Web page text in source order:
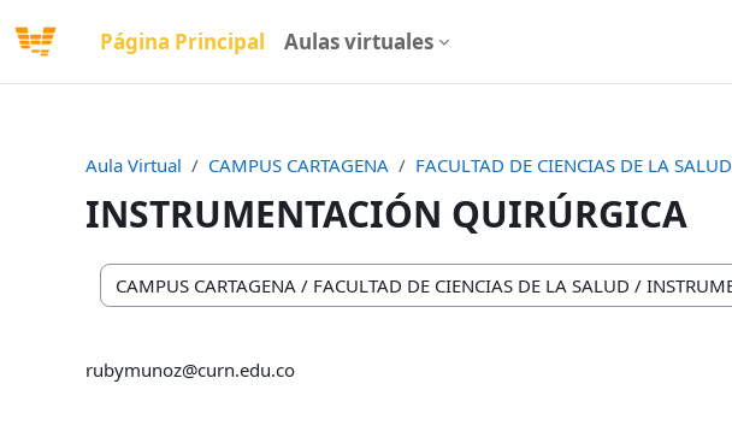
Página Principal Aulas virtuales
Aula Virtual CAMPUS CARTAGENA FACULTAD DE CIENCIAS DE LA SALUD
INSTRUMENTACIÓN QUIRÚRGICA
Categorías
rubymunoz@curn.edu.co